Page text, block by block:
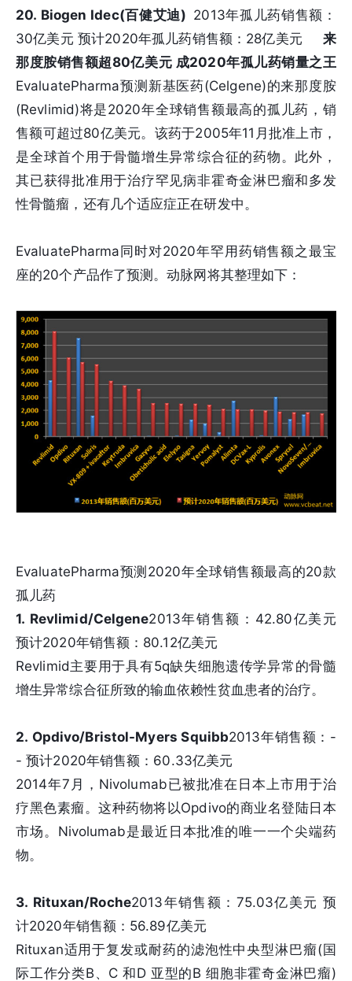
20. Biogen Idec(百健艾迪) 2013年孤儿药销售额：
30亿美元 预计2020年孤儿药销售额：28亿美元 来
那度胺销售额超80亿美元 成2020年孤儿药销量之王
EvaluatePharma预测新基医药(Celgene)的来那度胺
(Revlimid)将是2020年全球销售额最高的孤儿药，销
售额可超过80亿美元。该药于2005年11月批准上市，
是全球首个用于骨髓增生异常综合征的药物。此外，
其已获得批准用于治疗罕见病非霍奇金淋巴瘤和多发
性骨髓瘤，还有几个适应症正在研发中。
EvaluatePharma同时对2020年罕用药销售额之最宝
座的20个产品作了预测。动脉网将其整理如下：
EvaluatePharma预测2020年全球销售额最高的20款
孤儿药
1. Revlimid/Celgene2013年销售额：42.80亿美元
预计2020年销售额：80.12亿美元
Revlimid主要用于具有5q缺失细胞遗传学异常的骨髓
增生异常综合征所致的输血依赖性贫血患者的治疗。
2. Opdivo/Bristol-Myers Squibb2013年销售额：-
- 预计2020年销售额：60.33亿美元
2014年7月，Nivolumab已被批准在日本上市用于治
疗黑色素瘤。这种药物将以Opdivo的商业名登陆日本
市场。Nivolumab是最近日本批准的唯一一个尖端药
物。
3. Rituxan/Roche2013年销售额：75.03亿美元 预
计2020年销售额：56.89亿美元
Rituxan适用于复发或耐药的滤泡性中央型淋巴瘤(国
际工作分类B、C 和D 亚型的B 细胞非霍奇金淋巴瘤)